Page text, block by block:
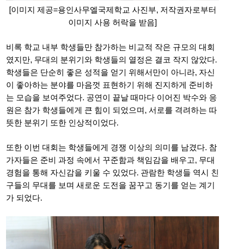
[이미지 제공=용인사무엘국제학교 사진부, 저작권자로부터
이미지 사용 허락을 받음]
비록 학교 내부 학생들만 참가하는 비교적 작은 규모의 대회
였지만, 무대의 분위기와 학생들의 열정은 결코 작지 않았다.
학생들은 단순히 좋은 성적을 얻기 위해서만이 아니라, 자신
이 좋아하는 분야를 마음껏 표현하기 위해 진지하게 준비하
는 모습을 보여주었다. 공연이 끝날 때마다 이어진 박수와 응
원은 참가 학생들에게 큰 힘이 되었으며, 서로를 격려하는 따
뜻한 분위기 또한 인상적이었다.
또한 이번 대회는 학생들에게 경쟁 이상의 의미를 남겼다. 참
가자들은 준비 과정 속에서 꾸준함과 책임감을 배우고, 무대
경험을 통해 자신감을 키울 수 있었다. 관람한 학생들 역시 친
구들의 무대를 보며 새로운 도전을 꿈꾸고 동기를 얻는 계기
가 되었다.